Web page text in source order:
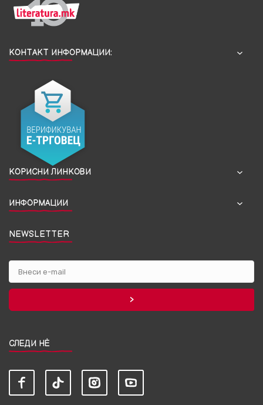
КОНТАКТ ИНФОРМАЦИИ:
КОРИСНИ ЛИНКОВИ
ИНФОРМАЦИИ
NEWSLETTER
СЛЕДИ НЀ